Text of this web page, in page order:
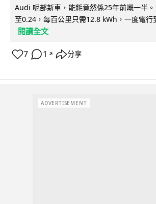
Audi 呢部新車，能耗竟然係25年前嘅一半
至0.24，每百公里只需12.8 kWh，一度電行
閱讀全文
7 1 ↗ 分享
ADVERTISEMENT